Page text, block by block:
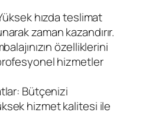
hızda teslimat
zaman kazandırır.
özelliklerini
hizmetler
Bütçenizi
hizmet kalitesi ile